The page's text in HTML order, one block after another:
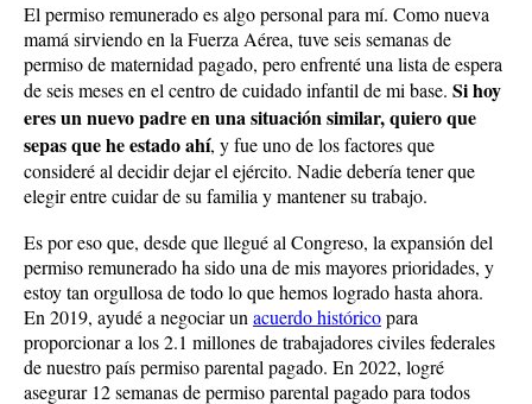
El permiso remunerado es algo personal para mí. Como nueva
mamá sirviendo en la Fuerza Aérea, tuve seis semanas de
permiso de maternidad pagado, pero enfrenté una lista de espera
de seis meses en el centro de cuidado infantil de mi base. Si hoy
eres un nuevo padre en una situación similar, quiero que
sepas que he estado ahí, y fue uno de los factores que
consideré al decidir dejar el ejército. Nadie debería tener que
elegir entre cuidar de su familia y mantener su trabajo.
Es por eso que, desde que llegué al Congreso, la expansión del
permiso remunerado ha sido una de mis mayores prioridades, y
estoy tan orgullosa de todo lo que hemos logrado hasta ahora.
En 2019, ayudé a negociar un acuerdo históricopara
proporcionar a los 2.1 millones de trabajadores civiles federales
de nuestro país permiso parental pagado. En 2022, logré
asegurar 12 semanas de permiso parental pagado para todos